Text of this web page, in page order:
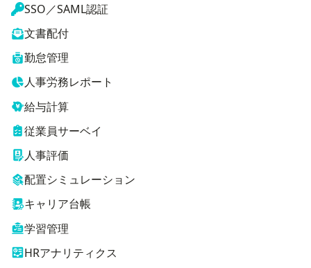
SSO／SAML認証
文書配付
勤怠管理
人事労務レポート
給与計算
従業員サーベイ
人事評価
配置シミュレーション
キャリア台帳
学習管理
HRアナリティクス